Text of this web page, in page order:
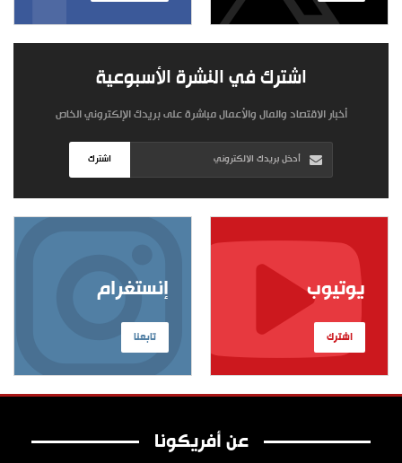
اشترك في النشرة الأسبوعية
أخبار الاقتصاد والمال والأعمال مباشرة على بريدك الإلكتروني الخاص
اشترك
إنستغرام
تابعنا
يوتيوب
اشترك
عن أفريكونا